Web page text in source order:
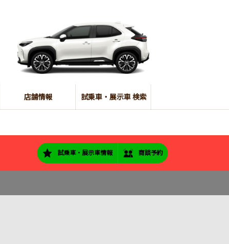
店舗情報 試乗車・展示車 検索
試乗車・展示車情報 商談予約